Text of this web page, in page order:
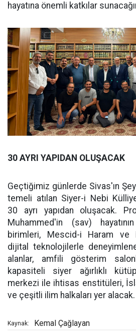
hayatına önemli katkılar
30 AYRI YAPIDAN OLUŞACAK
Geçtiğimiz günlerde Sivas'ın
temeli atılan Siyer-i Nebi
30 ayrı yapıdan oluşacak.
Muhammed'in (sav)
birimleri, Mescid-i Haram ve
dijital teknolojilerle
alanlar, amfili gösterim
kapasiteli siyer ağırlıklı
merkezi ile ihtisas enstitüleri,
ve çeşitli ilim halkaları yer alacak.
Kaynak: Kemal Çağlayan